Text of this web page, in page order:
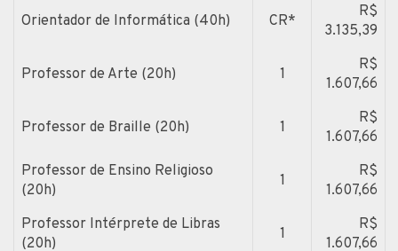
Orientador de Informática (40h) CR*
R$
3.135,39
Professor de Arte (20h) 1
R$
1.607,66
Professor de Braille (20h) 1
R$
1.607,66
Professor de Ensino Religioso
(20h)
1
R$
1.607,66
Professor Intérprete de Libras
(20h)
1
R$
1.607,66